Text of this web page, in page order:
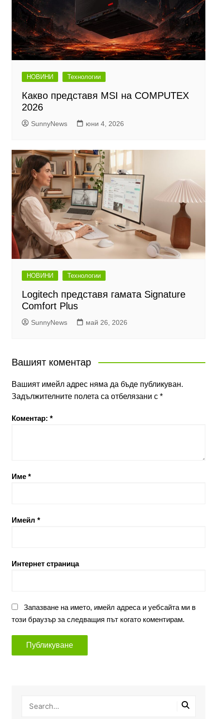
НОВИНИ Технологии
Какво представя MSI на COMPUTEX
2026
SunnyNews юни 4, 2026
НОВИНИ Технологии
Logitech представя гамата Signature
Comfort Plus
SunnyNews май 26, 2026
Вашият коментар
Вашият имейл адрес няма да бъде публикуван.
Задължителните полета са отбелязани с *
Коментар: *
Име *
Имейл *
Интернет страница
Запазване на името, имейл адреса и уебсайта ми в
този браузър за следващия път когато коментирам.